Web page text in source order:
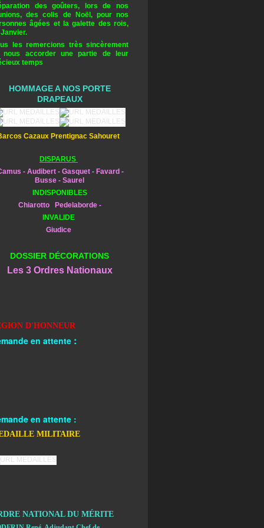
des goûters, lors de nos
des colis de Noël, pour nos
âgées et la galette des rois,
les remercions très sincèrement
nous accorder une partie de leur
temps
HOMMAGE A NOS PORTE
DRAPEAUX
Cazaux Prentignac Sahouret
DISPARUS
- Audibert - Gasquet - Favard -
Busse - Saurel
INDISPONIBLES
Chiarotto Pedelaborde -
INVALIDE
Giudice
DOSSIER DÉCORATIONS
Les 3 Ordres Nationaux
D'HONNEUR
en attente :
en attente :
MILITAIRE
NATIONAL DU MÉRITE